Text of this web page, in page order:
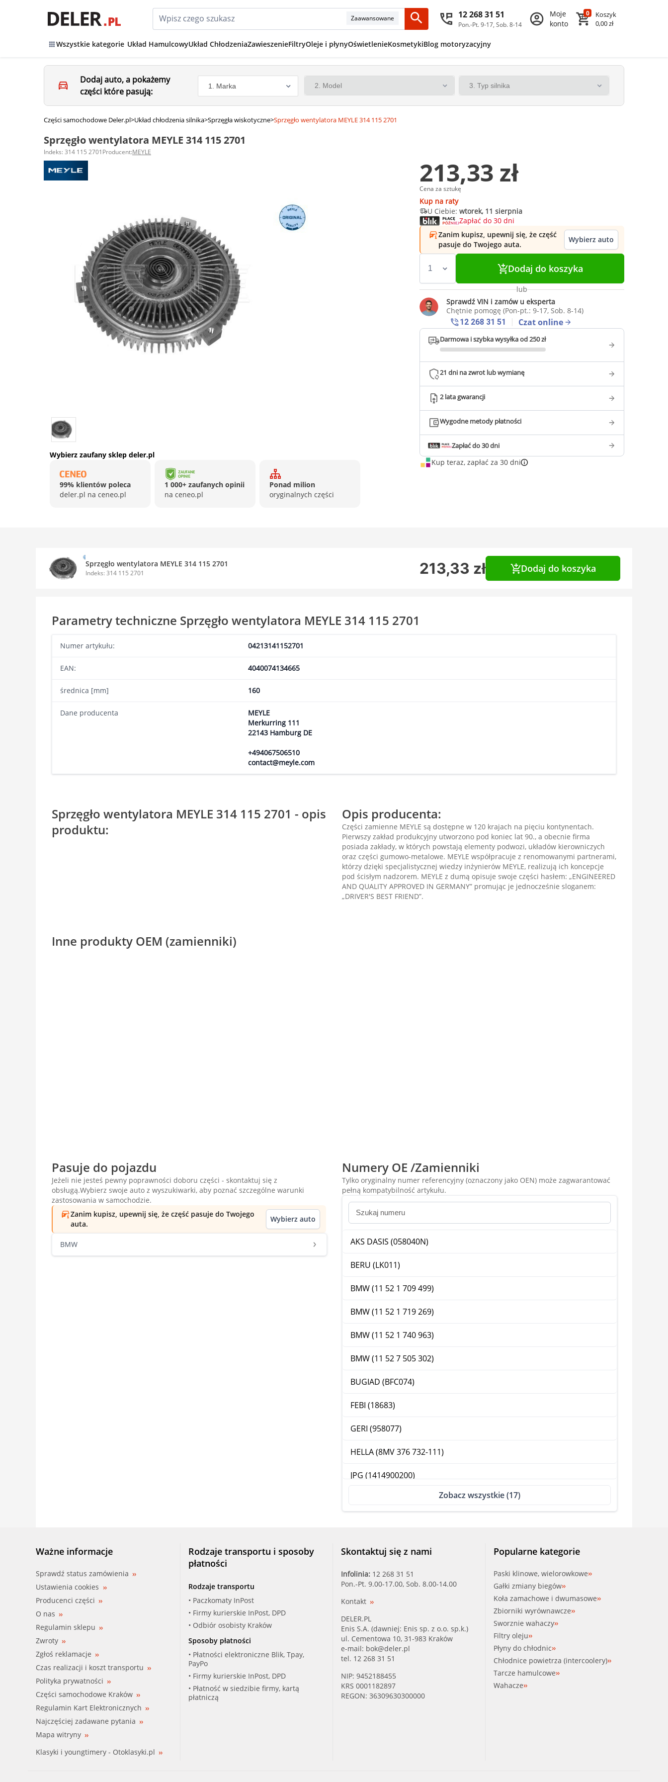
Zaawansowane 12 268 31 51
Pon.-Pt. 9-17, Sob. 8-14
Moje
konto
0
Koszyk
0,00 zł
Wszystkie kategorie Układ HamulcowyUkład ChłodzeniaZawieszenieFiltryOleje i płynyOświetlenieKosmetykiBlog motoryzacyjny
Dodaj auto, a pokażemy
części które pasują:
Części samochodowe Deler.pl>Układ chłodzenia silnika>Sprzęgła wiskotyczne>Sprzęgło wentylatora MEYLE 314 115 2701
Sprzęgło wentylatora MEYLE 314 115 2701
Indeks: 314 115 2701Producent:MEYLE
213,33 zł
Cena za sztukę
Kup na raty
U Ciebie:wtorek, 11 sierpnia
Zapłać do 30 dni
Zanim kupisz, upewnij się, że część
pasuje do Twojego auta.
Wybierz auto
Dodaj do koszyka
lub
Sprawdź VIN i zamów u eksperta
Chętnie pomogę (Pon-pt.: 9-17, Sob. 8-14)
12 268 31 51
Czat online
Darmowa i szybka wysyłka od 250 zł
21 dni na zwrot lub wymianę
2 lata gwarancji
Wygodne metody płatności
Zapłać do 30 dni
Kup teraz, zapłać za 30 dni
Wybierz zaufany sklep deler.pl
99% klientów poleca
deler.pl na ceneo.pl
1 000+ zaufanych opinii
na ceneo.pl
Ponad milion
oryginalnych części
Sprzęgło wentylatora MEYLE 314 115 2701
Indeks: 314 115 2701 213,33 zł Dodaj do koszyka
Parametry techniczne Sprzęgło wentylatora MEYLE 314 115 2701
Numer artykułu: 04213141152701
EAN: 4040074134665
średnica [mm] 160
Dane producenta
MEYLE
Merkurring 111
22143 Hamburg DE
+494067506510
contact@meyle.com
Sprzęgło wentylatora MEYLE 314 115 2701 - opis
produktu:
Opis producenta:
Części zamienne MEYLE są dostępne w 120 krajach na pięciu kontynentach.
Pierwszy zakład produkcyjny utworzono pod koniec lat 90., a obecnie firma
posiada zakłady, w których powstają elementy podwozi, układów kierowniczych
oraz części gumowo-metalowe. MEYLE współpracuje z renomowanymi partnerami,
którzy dzięki specjalistycznej wiedzy inżynierów MEYLE, realizują ich koncepcje
pod ścisłym nadzorem. MEYLE z dumą opisuje swoje części hasłem: „ENGINEERED
AND QUALITY APPROVED IN GERMANY” promując je jednocześnie sloganem:
„DRIVER'S BEST FRIEND”.
Inne produkty OEM (zamienniki)
Pasuje do pojazdu
Jeżeli nie jesteś pewny poprawności doboru części - skontaktuj się z
obsługą.Wybierz swoje auto z wyszukiwarki, aby poznać szczególne warunki
zastosowania w samochodzie.
Zanim kupisz, upewnij się, że część pasuje do Twojego
auta.
Wybierz auto
BMW
Numery OE /Zamienniki
Tylko oryginalny numer referencyjny (oznaczony jako OEN) może zagwarantować
pełną kompatybilność artykułu.
AKS DASIS (058040N)
BERU (LK011)
BMW (11 52 1 709 499)
BMW (11 52 1 719 269)
BMW (11 52 1 740 963)
BMW (11 52 7 505 302)
BUGIAD (BFC074)
FEBI (18683)
GERI (958077)
HELLA (8MV 376 732-111)
JPG (1414900200)
SWAG (20 91 8683)
TOPRAN (500 403)
VEMO (V20-04-1070-1)
Zobacz wszystkie (17)
Ważne informacje
Sprawdź status zamówienia
Ustawienia cookies
Producenci części
O nas
Regulamin sklepu
Zwroty
Zgłoś reklamacje
Czas realizacji i koszt transportu
Polityka prywatności
Części samochodowe Kraków
Regulamin Kart Elektronicznych
Najczęściej zadawane pytania
Mapa witryny
Klasyki i youngtimery - Otoklasyki.pl
Rodzaje transportu i sposoby
płatności
Rodzaje transportu
• Paczkomaty InPost
• Firmy kurierskie InPost, DPD
• Odbiór osobisty Kraków
Sposoby płatności
• Płatności elektroniczne Blik, Tpay,
PayPo
• Firmy kurierskie InPost, DPD
• Płatność w siedzibie firmy, kartą
płatniczą
Skontaktuj się z nami
Infolinia: 12 268 31 51
Pon.-Pt. 9.00-17.00, Sob. 8.00-14.00
Kontakt
DELER.PL
Enis S.A. (dawniej: Enis sp. z o.o. sp.k.)
ul. Cementowa 10, 31-983 Kraków
e-mail: bok@deler.pl
tel. 12 268 31 51
NIP: 9452188455
KRS 0001182897
REGON: 36309630300000
Popularne kategorie
Paski klinowe, wielorowkowe
Gałki zmiany biegów
Koła zamachowe i dwumasowe
Zbiorniki wyrównawcze
Sworznie wahaczy
Filtry oleju
Płyny do chłodnic
Chłodnice powietrza (intercoolery)
Tarcze hamulcowe
Wahacze